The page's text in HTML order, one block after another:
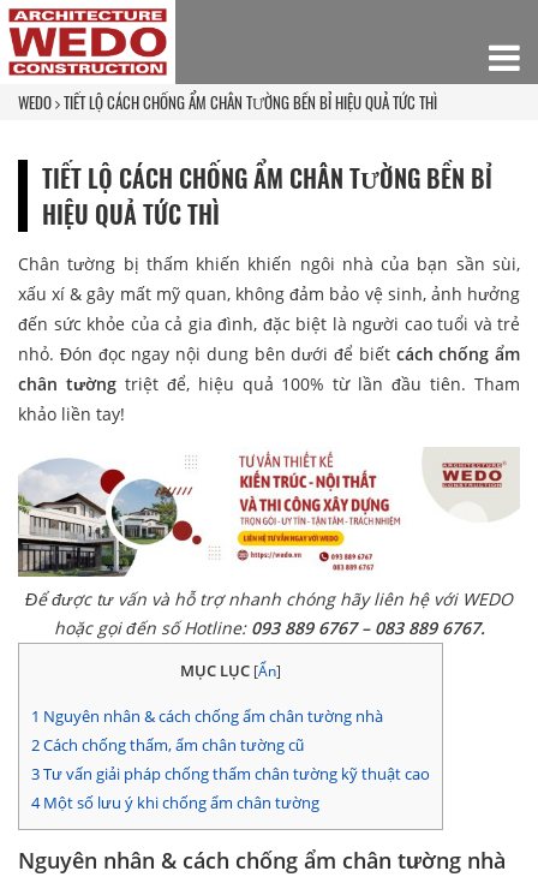
WEDO TIẾT LỘ CÁCH CHỐNG ẨM CHÂN TƯỜNG BỀN BỈ HIỆU QUẢ TỨC THÌ
TIẾT LỘ CÁCH CHỐNG ẨM CHÂN TƯỜNG BỀN BỈ
HIỆU QUẢ TỨC THÌ
Chân tường bị thấm khiến khiến ngôi nhà của bạn sần sùi,
xấu xí & gây mất mỹ quan, không đảm bảo vệ sinh, ảnh hưởng
đến sức khỏe của cả gia đình, đặc biệt là người cao tuổi và trẻ
nhỏ. Đón đọc ngay nội dung bên dưới để biết cách chống ẩm
chân tườngtriệt để, hiệu quả 100% từ lần đầu tiên. Tham
khảo liền tay!
Để được tư vấn và hỗ trợ nhanh chóng hãy liên hệ với WEDO
hoặc gọi đến số Hotline: 093 889 6767 – 083 889 6767.
MỤC LỤC [Ẩn]
1 Nguyên nhân & cách chống ẩm chân tường nhà
2Cách chống thấm, ẩm chân tường cũ
3Tư vấn giải pháp chống thấm chân tường kỹ thuật cao
4Một số lưu ý khi chống ẩm chân tường
Nguyên nhân & cách chống ẩm chân tường nhà